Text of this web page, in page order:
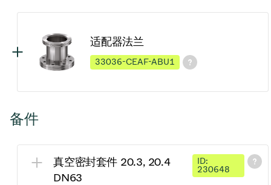
适配器法兰
33036-CEAF-ABU1
备件
真空密封套件 20.3, 20.4
DN63
ID:
230648